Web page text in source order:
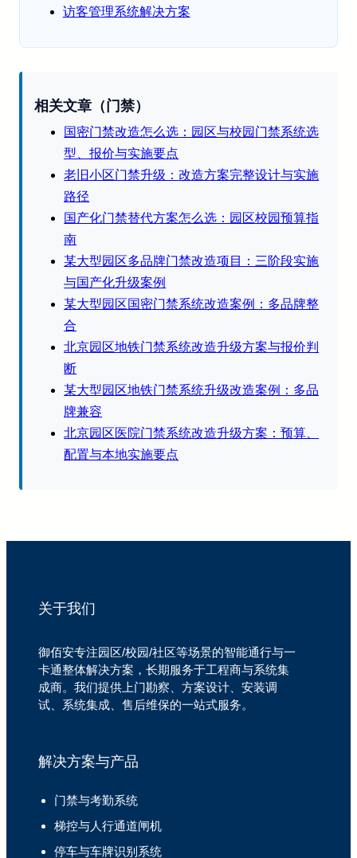
访客管理系统解决方案
相关文章（门禁）
国密门禁改造怎么选：园区与校园门禁系统选
型、报价与实施要点
老旧小区门禁升级：改造方案完整设计与实施
路径
国产化门禁替代方案怎么选：园区校园预算指
南
某大型园区多品牌门禁改造项目：三阶段实施
与国产化升级案例
某大型园区国密门禁系统改造案例：多品牌整
合
北京园区地铁门禁系统改造升级方案与报价判
断
某大型园区地铁门禁系统升级改造案例：多品
牌兼容
北京园区医院门禁系统改造升级方案：预算、
配置与本地实施要点
关于我们
御佰安专注园区/校园/社区等场景的智能通行与一
卡通整体解决方案，长期服务于工程商与系统集
成商。我们提供上门勘察、方案设计、安装调
试、系统集成、售后维保的一站式服务。
解决方案与产品
门禁与考勤系统
梯控与人行通道闸机
停车与车牌识别系统